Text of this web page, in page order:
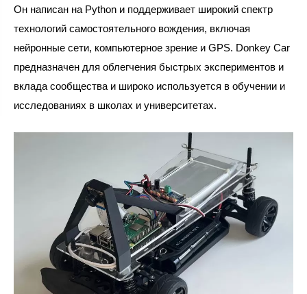
Он написан на Python и поддерживает широкий спектр
технологий самостоятельного вождения, включая
нейронные сети, компьютерное зрение и GPS. Donkey Car
предназначен для облегчения быстрых экспериментов и
вклада сообщества и широко используется в обучении и
исследованиях в школах и университетах.